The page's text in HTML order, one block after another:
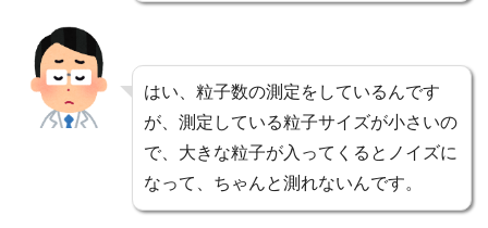
はい、粒子数の測定をしているんです
が、測定している粒子サイズが小さいの
で、大きな粒子が入ってくるとノイズに
なって、ちゃんと測れないんです。